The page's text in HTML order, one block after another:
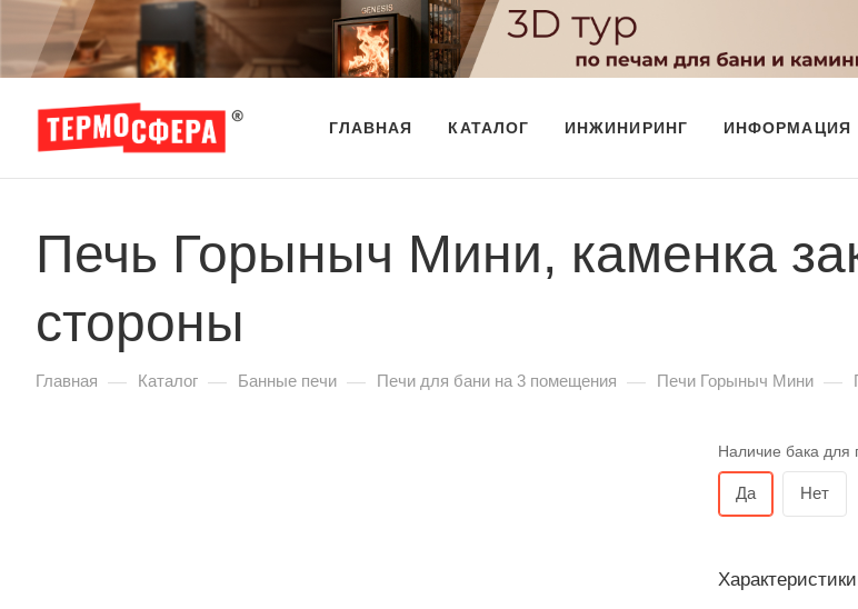
ГЛАВНАЯ КАТАЛОГ ИНЖИНИРИНГ ИНФОРМАЦИЯ
Печь Горыныч Мини, каменка
стороны
Главная — Каталог — Банные печи — Печи для бани на 3 помещения — Печи Горыныч Мини —
Наличие бака для
Да Нет
Характеристики